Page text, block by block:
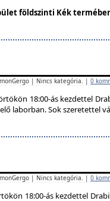
földszinti Kék
| Nincs kategória. | 0
18:00-ás kezdettel
laborban. Sok szeretettel
| Nincs kategória. | 0
18:00-ás kezdettel